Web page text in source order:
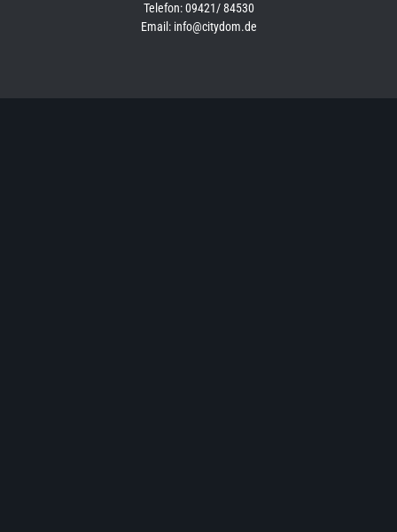
Telefon: 09421/ 84530
Email: info@citydom.de